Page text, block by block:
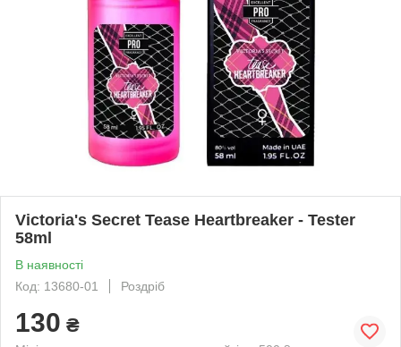
Victoria's Secret Tease Heartbreaker - Tester
58ml
В наявності
Код: 13680-01
Роздріб
130 ₴